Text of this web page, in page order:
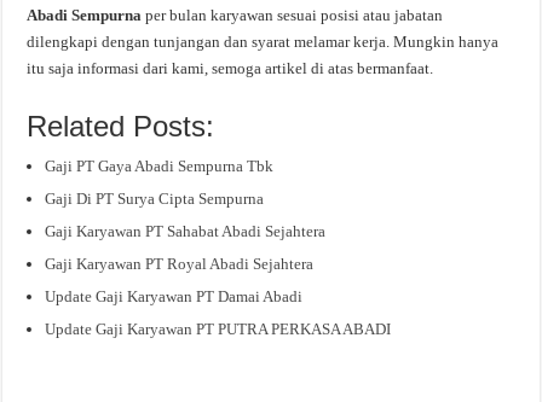
Abadi Sempurnaper bulan karyawan sesuai posisi atau jabatan
dilengkapi dengan tunjangan dan syarat melamar kerja. Mungkin hanya
itu saja informasi dari kami, semoga artikel di atas bermanfaat.
Related Posts:
Gaji PT Gaya Abadi Sempurna Tbk
Gaji Di PT Surya Cipta Sempurna
Gaji Karyawan PT Sahabat Abadi Sejahtera
Gaji Karyawan PT Royal Abadi Sejahtera
Update Gaji Karyawan PT Damai Abadi
Update Gaji Karyawan PT PUTRA PERKASA ABADI